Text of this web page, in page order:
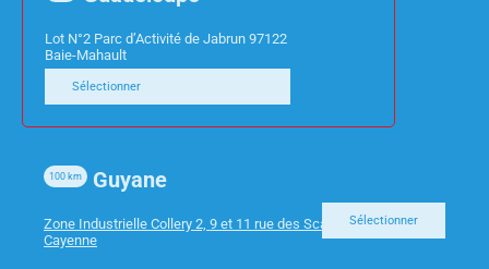
Lot N°2 Parc d’Activité de Jabrun 97122
Baie-Mahault
Sélectionner
Guyane
100 km
Zone Industrielle Collery 2, 9 et 11 rue des Scarabees 97300
Cayenne
Sélectionner